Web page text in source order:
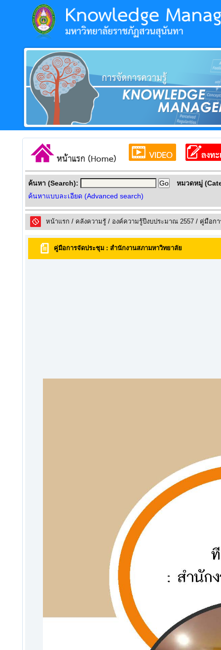
ค้นหา (Search):
ค้นหาแบบละเอียด (Advanced search)
หมวดหมู่
หน้าแรก / คลังความรูั / องค์ความรู้ปีงบประมาณ 2557 / คู่มือกา
คู่มือการจัดประชุม : สำนักงานสภามหาวิทยาลัย